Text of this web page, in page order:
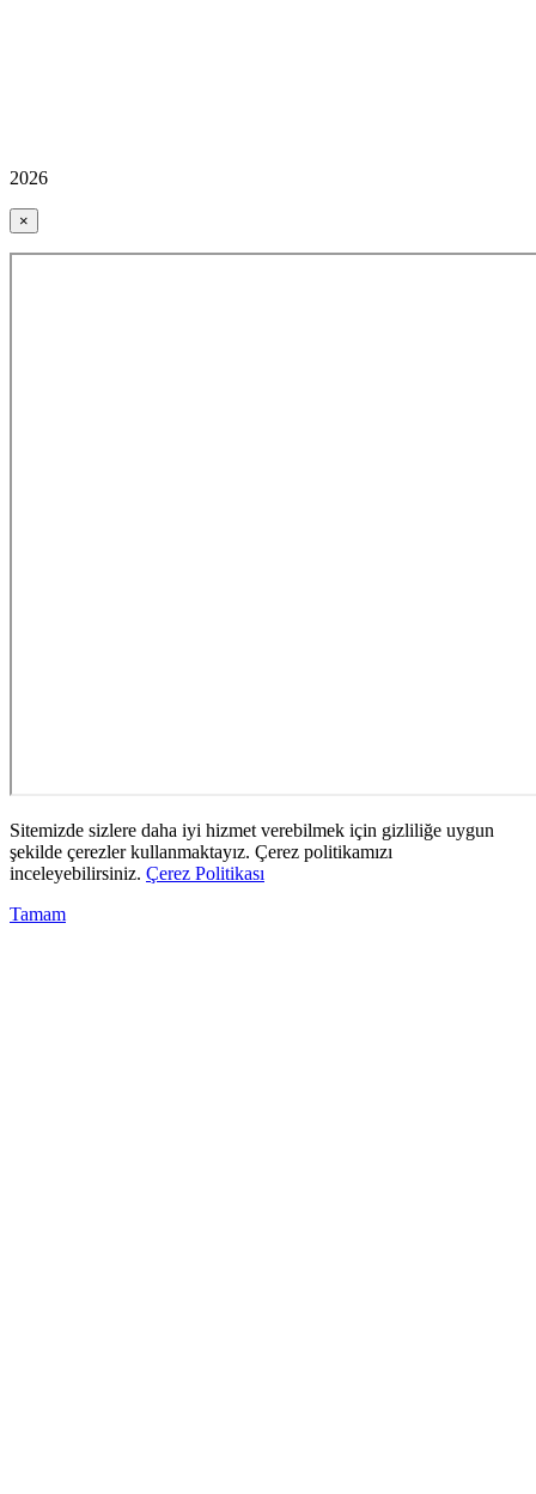
2026
×
Sitemizde sizlere daha iyi hizmet verebilmek için gizliliğe uygun
şekilde çerezler kullanmaktayız. Çerez politikamızı
inceleyebilirsiniz. Çerez Politikası
Tamam